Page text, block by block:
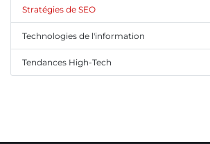
Stratégies de SEO
Technologies de l'information
Tendances High-Tech